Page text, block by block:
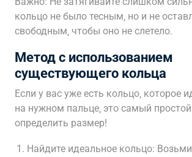
кольцо не было тесным‚ но и не
свободным‚ чтобы оно не слетело.
Метод с использованием
существующего кольца
Если у вас уже есть кольцо‚ которое
на нужном пальце‚ это самый
определить размер!
Найдите идеальное кольцо: